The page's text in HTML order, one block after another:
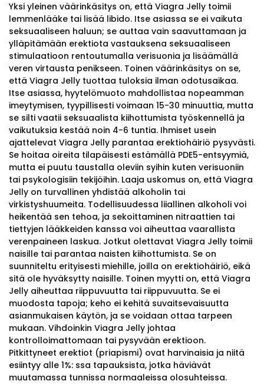
Yksi yleinen väärinkäsitys on, että Viagra Jelly toimii
lemmenlääke tai lisää libido. Itse asiassa se ei vaikuta
seksuaaliseen haluun; se auttaa vain saavuttamaan ja
ylläpitämään erektiota vastauksena seksuaaliseen
stimulaatioon rentoutumalla verisuonia ja lisäämällä
veren virtausta penikseen. Toinen väärinkäsitys on se,
että Viagra Jelly tuottaa tuloksia ilman odotusaikaa.
Itse asiassa, hyytelömuoto mahdollistaa nopeamman
imeytymisen, tyypillisesti voimaan 15-30 minuuttia, mutta
se silti vaatii seksuaalista kiihottumista työskennellä ja
vaikutuksia kestää noin 4-6 tuntia. Ihmiset usein
ajattelevat Viagra Jelly parantaa erektiohäiriö pysyvästi.
Se hoitaa oireita tilapäisesti estämällä PDE5-entsyymiä,
mutta ei puutu taustalla oleviin syihin kuten verisuoniin
tai psykologisiin tekijöihin. Laaja uskomus on, että Viagra
Jelly on turvallinen yhdistää alkoholin tai
virkistyshuumeita. Todellisuudessa liiallinen alkoholi voi
heikentää sen tehoa, ja sekoittaminen nitraattien tai
tiettyjen lääkkeiden kanssa voi aiheuttaa vaarallista
verenpaineen laskua. Jotkut olettavat Viagra Jelly toimii
naisille tai parantaa naisten kiihottumista. Se on
suunniteltu erityisesti miehille, joilla on erektiohäiriö, eikä
sitä ole hyväksytty naisille. Toinen myytti on, että Viagra
Jelly aiheuttaa riippuvuutta tai riippuvuutta. Se ei
muodosta tapoja; keho ei kehitä suvaitsevaisuutta
asianmukaisen käytön, ja se voidaan ottaa tarpeen
mukaan. Vihdoinkin Viagra Jelly johtaa
kontrolloimattomaan tai pysyvään erektioon.
Pitkittyneet erektiot (priapismi) ovat harvinaisia ja niitä
esiintyy alle 1%: ssa tapauksista, jotka häviävät
muutamassa tunnissa normaaleissa olosuhteissa.